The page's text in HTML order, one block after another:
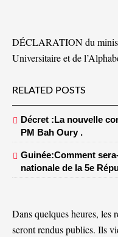
DÉCLARATION du
Universitaire et de
RELATED POSTS
Décret :La nouvelle
PM Bah Oury .
Guinée:Comment
nationale de la 5e
Dans quelques heures, les
seront rendus publics. Ils